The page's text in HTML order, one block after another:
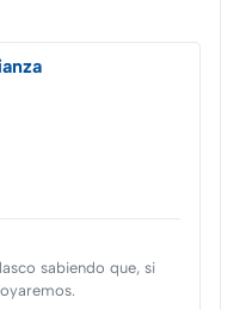
sabiendo que, si